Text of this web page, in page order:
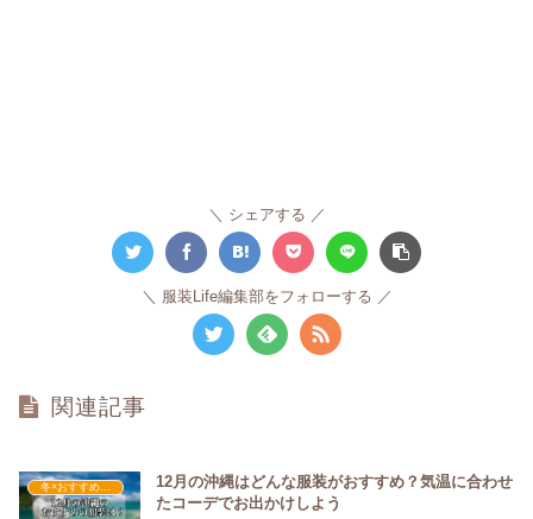
シェアする
服装Life編集部をフォローする
関連記事
12月の沖縄はどんな服装がおすすめ？気温に合わせ
たコーデでお出かけしよう